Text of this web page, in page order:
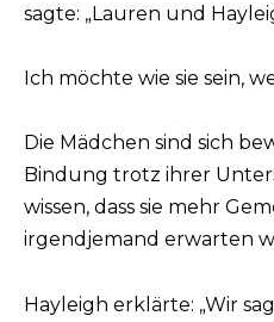
sagte: „Lauren und
Ich möchte wie sie sein,
Die Mädchen sind sich
Bindung trotz ihrer
wissen, dass sie mehr
irgendjemand erwarten
Hayleigh erklärte: „Wir